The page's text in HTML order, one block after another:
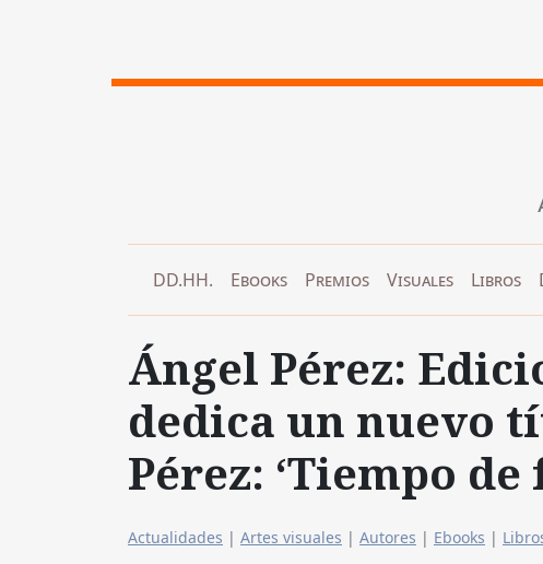
DD.HH. Ebooks Premios Visuales Libros
Ángel Pérez:
dedica un nuevo
Pérez: ‘Tiempo
Actualidades | Artes visuales | Autores | Ebooks |